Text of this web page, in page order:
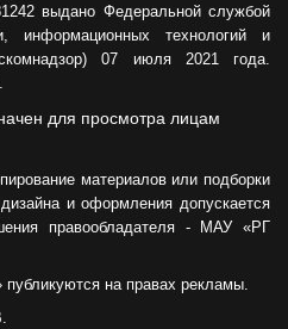
выдано Федеральной службой
технологий и
07 июля 2021 года.
для просмотра лицам
материалов или подборки
и оформления допускается
правообладателя - МАУ «РГ
на правах рекламы.